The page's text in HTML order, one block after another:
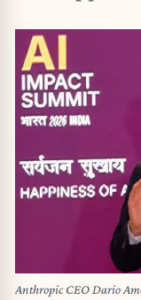
Anthropic CEO Dario